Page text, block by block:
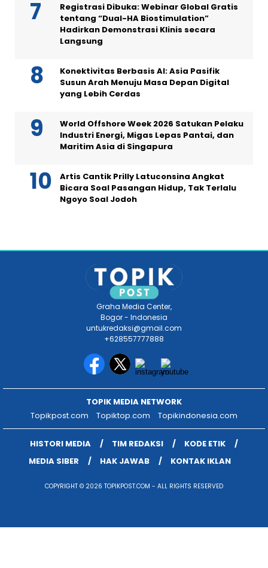
Registrasi Dibuka: Webinar Global Gratis
tentang “Dual-HA Biostimulation”
Hadirkan Demonstrasi Klinis secara
Langsung
Konektivitas Berbasis AI: Asia Pasifik
Susun Arah Menuju Masa Depan Digital
yang Lebih Cerdas
World Offshore Week 2026 Satukan Pelaku
Industri Energi, Migas Lepas Pantai, dan
Maritim Asia di Singapura
Artis Cantik Prilly Latuconsina Angkat
Bicara Soal Pasangan Hidup, Tak Terlalu
Ngoyo Soal Jodoh
Graha Media Center,
Bogor - Indonesia
untukredaksi@gmail.com
+628557777888
TOPIK MEDIA NETWORK
Topikpost.com
Topiktop.com Topikindonesia.com
HISTORI MEDIA TIM REDAKSI
KODE ETIK
MEDIA SIBER
HAK JAWAB KONTAK IKLAN
COPYRIGHT © 2026 TOPIKPOST.COM - ALL RIGHTS RESERVED